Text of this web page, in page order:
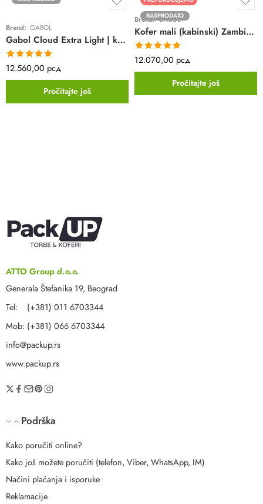
Brend: GABOL
Gabol Cloud Extra Light | kabinski kofer | crni | 4 točkića | platneni
Ocenjeno sa
5.00od 5
12.560,00 рсд
Pročitajte još
RASPRODATO
Brend:GABOL
Kofer mali (kabinski) Zambia Gabol | crni | poliester
Ocenjeno sa
5.00od 5
12.070,00 рсд
Pročitajte još
ATTO Group d.o.o.
Generala Štefanika 19, Beograd
Tel: (+381) 011 6703344
Mob: (+381) 066 6703344
info@packup.rs
www.packup.rs
Podrška
Kako poručiti online?
Kako još možete poručiti (telefon, Viber, WhatsApp, IM)
Načini plaćanja i isporuke
Reklamacije